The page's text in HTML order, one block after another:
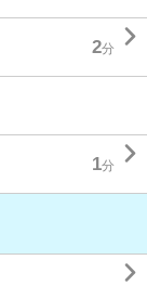
2分 
1分 
